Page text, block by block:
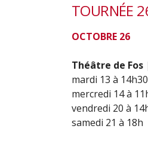
TOURNÉE
OCTOBRE 26
Théâtre de Fos
mardi 13 à
mercredi 14 à
vendredi 20 à
samedi 21 à 18h